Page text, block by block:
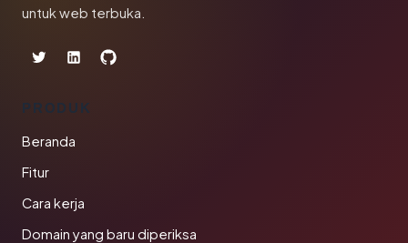
untuk web terbuka.
PRODUK
Beranda
Fitur
Cara kerja
Domain yang baru diperiksa